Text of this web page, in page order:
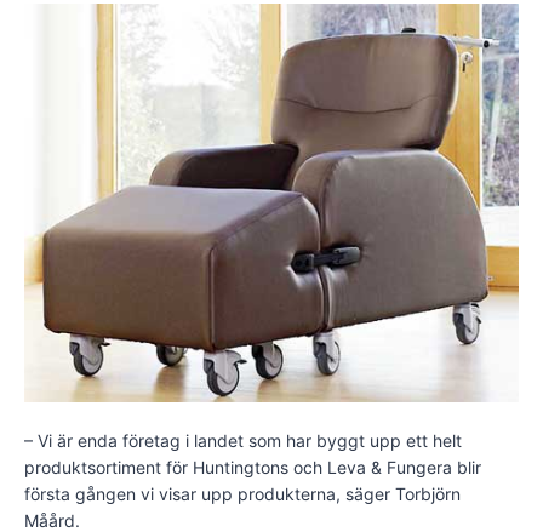
– Vi är enda företag i landet som har byggt upp ett helt
produktsortiment för Huntingtons och Leva & Fungera blir
första gången vi visar upp produkterna, säger Torbjörn
Måård.